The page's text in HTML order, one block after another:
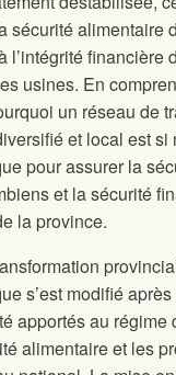
sécurité alimentaire
l’intégrité financière
usines. En
un réseau de
et local est si
pour assurer la
et la sécurité
la province.
s’est modifié
apportés au régime
alimentaire et les